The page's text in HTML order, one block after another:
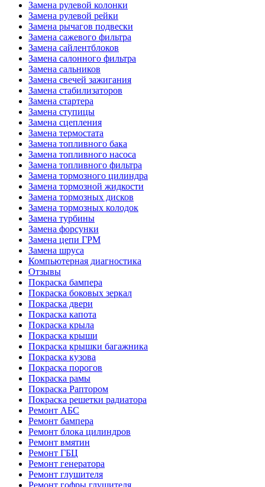
Замена рулевой колонки
Замена рулевой рейки
Замена рычагов подвески
Замена сажевого фильтра
Замена сайлентблоков
Замена салонного фильтра
Замена сальников
Замена свечей зажигания
Замена стабилизаторов
Замена стартера
Замена ступицы
Замена сцепления
Замена термостата
Замена топливного бака
Замена топливного насоса
Замена топливного фильтра
Замена тормозного цилиндра
Замена тормозной жидкости
Замена тормозных дисков
Замена тормозных колодок
Замена турбины
Замена форсунки
Замена цепи ГРМ
Замена шруса
Компьютерная диагностика
Отзывы
Покраска бампера
Покраска боковых зеркал
Покраска двери
Покраска капота
Покраска крыла
Покраска крыши
Покраска крышки багажника
Покраска кузова
Покраска порогов
Покраска рамы
Покраска Раптором
Покраска решетки радиатора
Ремонт АБС
Ремонт бампера
Ремонт блока цилиндров
Ремонт вмятин
Ремонт ГБЦ
Ремонт генератора
Ремонт глушителя